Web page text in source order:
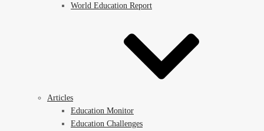
World Education Report
Articles
Education Monitor
Education Challenges